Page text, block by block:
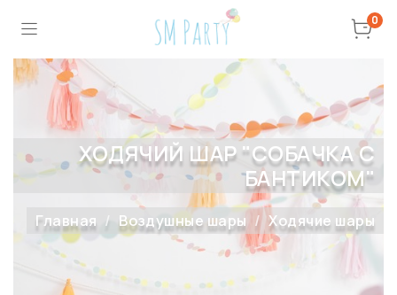
0
ХОДЯЧИЙ ШАР "СОБАЧКА С
БАНТИКОМ"
Главная Воздушные шары Ходячие шары